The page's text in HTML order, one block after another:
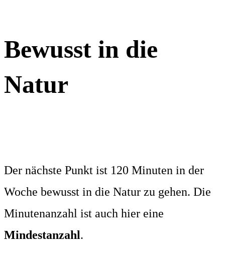
Bewusst in die
Natur
Der nächste Punkt ist 120 Minuten in der
Woche bewusst in die Natur zu gehen. Die
Minutenanzahl ist auch hier eine
Mindestanzahl.